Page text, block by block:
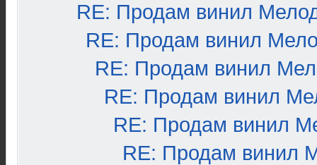
RE: Продам винил
RE: Продам винил
RE: Продам винил
RE: Продам винил
RE: Продам винил
RE: Продам винил